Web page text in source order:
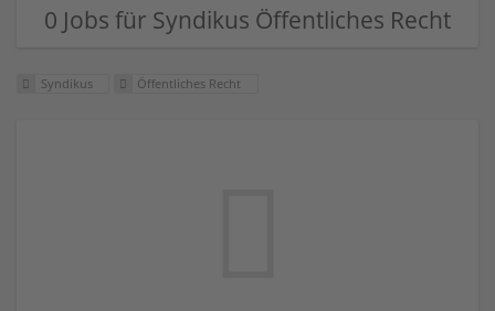
0 Jobs für Syndikus Öffentliches Recht
Syndikus Öffentliches Recht